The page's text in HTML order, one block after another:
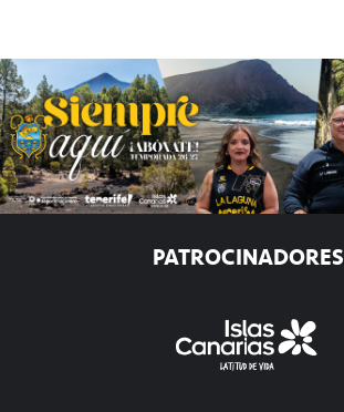
PATROCINADORES